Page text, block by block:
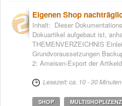
Eigenen Shop
Inhalt: Dieser
Dokuartikel aufgebaut ist,
THEMENVERZEICHNIS
Grundvoraussetzungen
2: Ameisen-Export der
Lesezeit: ca. 10 - 30 Minuten
SHOP MULTISHOPLIZENZ